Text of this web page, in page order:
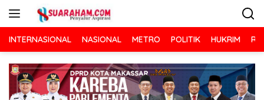
INTERNASIONAL NASIONAL METRO POLITIK HUKRIM